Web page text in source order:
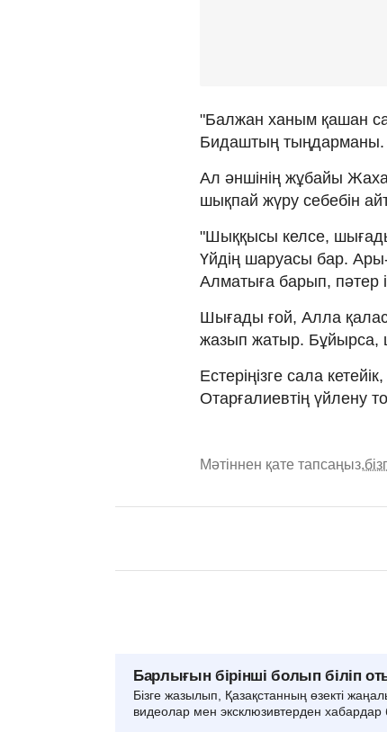
"Балжан ханым қашан
Бидаштың тыңдарманы.
Ал әншінің жұбайы
шықпай жүру себебін
"Шыққысы келсе,
Үйдің шаруасы бар.
Алматыға барып, пәтер
Шығады ғой, Алла
жазып жатыр. Бұйырса,
Естеріңізге сала
Отарғалиевтің үйлену
Мәтіннен қате тапсаңыз,
Барлығын бірінші болып біліп
Бізге жазылып, Қазақстанның өзекті
видеолар мен эксклюзивтерден хабардар